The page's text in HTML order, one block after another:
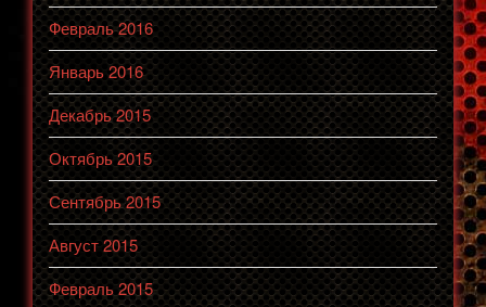
Февраль 2016
Январь 2016
Декабрь 2015
Октябрь 2015
Сентябрь 2015
Август 2015
Февраль 2015